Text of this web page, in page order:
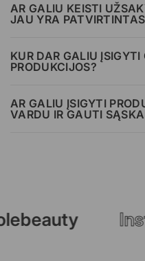
AR GALIU KEISTI
JAU YRA
KUR DAR GALIU ĮSIGYTI
PRODUKCIJOS?
AR GALIU ĮSIGYTI
VARDU IR GAUTI